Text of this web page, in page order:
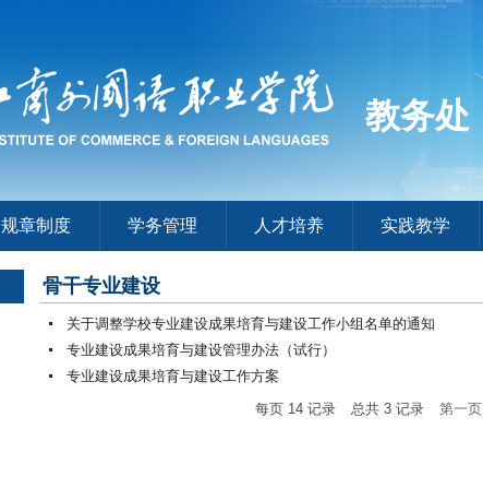
教务处
规章制度 学务管理 人才培养 实践教学
骨干专业建设
关于调整学校专业建设成果培育与建设工作小组名单的通知
专业建设成果培育与建设管理办法（试行）
专业建设成果培育与建设工作方案
每页 14 记录 总共 3 记录 第一页